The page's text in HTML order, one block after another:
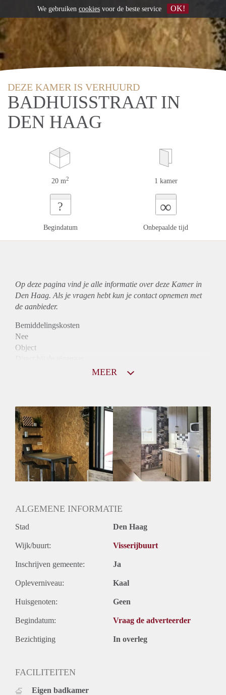
DEZE KAMER IS VERHUURD
BADHUISSTRAAT IN
DEN HAAG
20 m2 1 kamer
?
Begindatum
∞
Onbepaalde tijd
Op deze pagina vind je alle informatie over deze Kamer in
Den Haag. Als je vragen hebt kun je contact opnemen met
de aanbieder.
Bemiddelingskosten
Nee
Object
Huurtoeslag
Niet mogelijk
Inkomen eis
N.V.T.
Huurtermijn
Onbepaalde termijn
Oplevering
MEER
ALGEMENE INFORMATIE
Stad Den Haag
Wijk/buurt: Visserijbuurt
Inschrijven gemeente: Ja
Opleverniveau: Kaal
Huisgenoten: Geen
Begindatum: Vraag de adverteerder
Bezichtiging In overleg
FACILITEITEN
Eigen badkamer
We gebruiken cookies voor de beste service OK!